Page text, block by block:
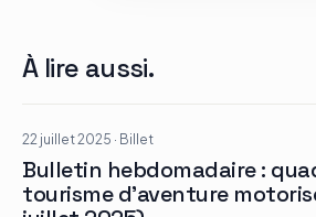
À lire aussi.
22 juillet 2025 · Billet
Bulletin hebdomadaire :
tourisme d’aventure